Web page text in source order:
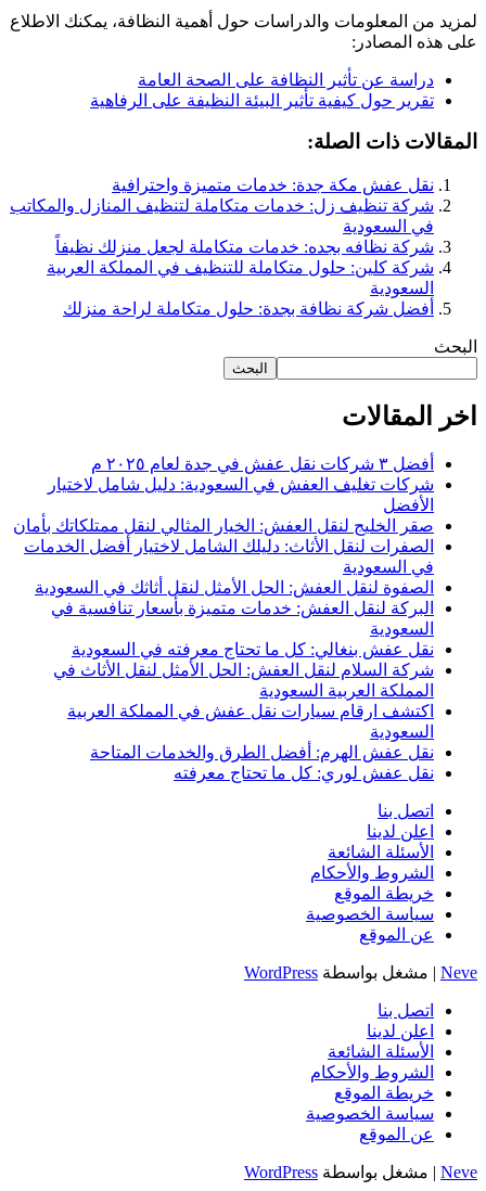
لمزيد من المعلومات والدراسات حول أهمية النظافة، يمكنك الاطلاع
على هذه المصادر:
دراسة عن تأثير النظافة على الصحة العامة
تقرير حول كيفية تأثير البيئة النظيفة على الرفاهية
المقالات ذات الصلة:
نقل عفش مكة جدة: خدمات متميزة واحترافية
شركة تنظيف زل: خدمات متكاملة لتنظيف المنازل والمكاتب
في السعودية
شركة نظافه بجده: خدمات متكاملة لجعل منزلك نظيفاً
شركة كلين: حلول متكاملة للتنظيف في المملكة العربية
السعودية
أفضل شركة نظافة بجدة: حلول متكاملة لراحة منزلك
البحث
البحث
اخر المقالات
أفضل ٣ شركات نقل عفش في جدة لعام ٢٠٢٥ م
شركات تغليف العفش في السعودية: دليل شامل لاختيار
الأفضل
صقر الخليج لنقل العفش: الخيار المثالي لنقل ممتلكاتك بأمان
الصفرات لنقل الأثاث: دليلك الشامل لاختيار أفضل الخدمات
في السعودية
الصفوة لنقل العفش: الحل الأمثل لنقل أثاثك في السعودية
البركة لنقل العفش: خدمات متميزة بأسعار تنافسية في
السعودية
نقل عفش بنغالي: كل ما تحتاج معرفته في السعودية
شركة السلام لنقل العفش: الحل الأمثل لنقل الأثاث في
المملكة العربية السعودية
اكتشف ارقام سيارات نقل عفش في المملكة العربية
السعودية
نقل عفش الهرم: أفضل الطرق والخدمات المتاحة
نقل عفش لوري: كل ما تحتاج معرفته
اتصل بنا
اعلن لدينا
الأسئلة الشائعة
الشروط والأحكام
خريطة الموقع
سياسة الخصوصية
عن الموقع
Neve | مشغل بواسطة WordPress
اتصل بنا
اعلن لدينا
الأسئلة الشائعة
الشروط والأحكام
خريطة الموقع
سياسة الخصوصية
عن الموقع
Neve | مشغل بواسطة WordPress